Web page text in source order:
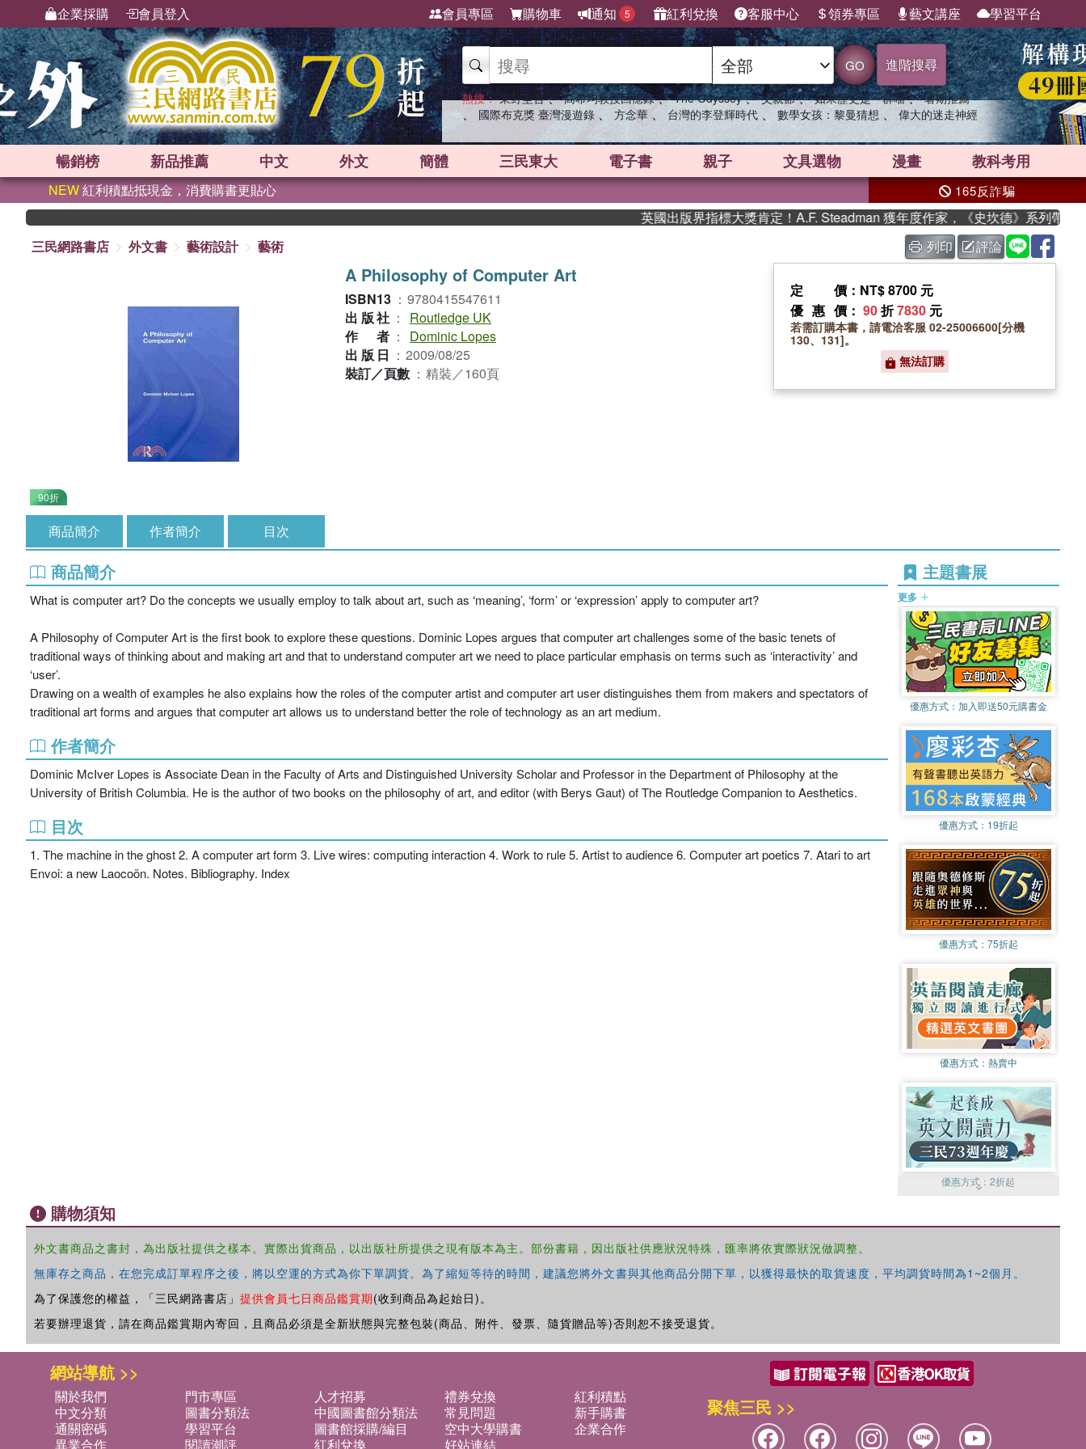
企業採購 會員登入 會員專區 購物車 通知 5 紅利兌換 客服中心 領券專區 藝文講座 學習平台
GO 進階搜尋
熱搜： 東野圭吾 、 高希均教授回憶錄 、 The Odyssey 、 父親節 、 如果歷史是一群喵 、 暑期推薦
、 國際布克獎 臺灣漫遊錄 、 方念華 、 台灣的李登輝時代 、 數學女孩：黎曼猜想 、 偉大的迷走神經
暢銷榜 新品推薦 中文 外文 簡體 三民東大 電子書 親子 文具選物 漫畫 教科考用
NEW紅利積點抵現金，消費購書更貼心 165反詐騙
英國出版界指標大獎肯定！A.F. Steadman 獲年度作家，《史坎德》系列帶你踏上
三民網路書店
外文書 藝術設計 藝術 列印 評論
90折
A Philosophy of Computer Art
ISBN13 ： 9780415547611
出版社 ：
Routledge UK
作者 ：
Dominic Lopes
出版日 ： 2009/08/25
裝訂／頁數 ： 精裝／160頁
定價 ：NT$ 8700 元
優惠價 ： 90折7830 元
若需訂購本書，請電洽客服 02-25006600[分機
130、131]。
無法訂購
商品簡介 作者簡介 目次
商品簡介
What is computer art? Do the concepts we usually employ to talk about art, such as ‘meaning’, ‘form’ or ‘expression’ apply to computer art?
A Philosophy of Computer Art is the first book to explore these questions. Dominic Lopes argues that computer art challenges some of the basic tenets of
traditional ways of thinking about and making art and that to understand computer art we need to place particular emphasis on terms such as ‘interactivity’ and
‘user’.
Drawing on a wealth of examples he also explains how the roles of the computer artist and computer art user distinguishes them from makers and spectators of
traditional art forms and argues that computer art allows us to understand better the role of technology as an art medium.
作者簡介
Dominic McIver Lopes is Associate Dean in the Faculty of Arts and Distinguished University Scholar and Professor in the Department of Philosophy at the
University of British Columbia. He is the author of two books on the philosophy of art, and editor (with Berys Gaut) of The Routledge Companion to Aesthetics.
目次
1. The machine in the ghost 2. A computer art form 3. Live wires: computing interaction 4. Work to rule 5. Artist to audience 6. Computer art poetics 7. Atari to art
Envoi: a new Laocoön. Notes. Bibliography. Index
主題書展
更多
優惠方式： 加入即送50元購書金
優惠方式： 19折起
優惠方式： 75折起
優惠方式： 熱賣中
優惠方式：2折起
購物須知
外文書商品之書封，為出版社提供之樣本。實際出貨商品，以出版社所提供之現有版本為主。部份書籍，因出版社供應狀況特殊，匯率將依實際狀況做調整。
無庫存之商品，在您完成訂單程序之後，將以空運的方式為你下單調貨。為了縮短等待的時間，建議您將外文書與其他商品分開下單，以獲得最快的取貨速度，平均調貨時間為1~2個月。
為了保護您的權益，「三民網路書店」 提供會員七日商品鑑賞期(收到商品為起始日)。
若要辦理退貨，請在商品鑑賞期內寄回，且商品必須是全新狀態與完整包裝(商品、附件、發票、隨貨贈品等)否則恕不接受退貨。
網站導航 >>
關於我們 門市專區 人才招募 禮券兌換
紅利積點
中文分類
圖書分類法 中國圖書館分類法 常見問題
新手購書
通關密碼
學習平台 圖書館採購/編目 空中大學購書
企業合作
異業合作
閱讀潮評 紅利兌換 好站連結
聚焦三民 >>